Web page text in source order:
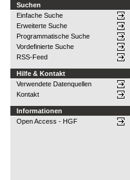
Suchen
Einfache Suche
Erweiterte Suche
Programmatische Suche
Vordefinierte Suche
RSS-Feed
Hilfe & Kontakt
Verwendete Datenquellen
Kontakt
Informationen
Open Access - HGF